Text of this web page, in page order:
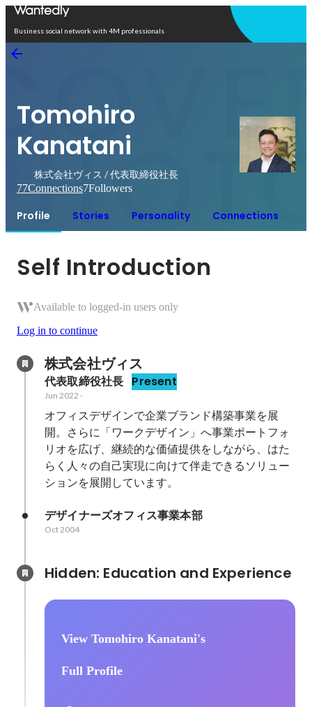
Business social network with 4M professionals
Tomohiro
Kanatani
株式会社ヴィス / 代表取締役社長
77Connections7Followers
Profile Stories Personality Connections
Self Introduction
Available to logged-in users only
Log in to continue
株式会社ヴィス
代表取締役社長 Present
Jun 2022 -
オフィスデザインで企業ブランド構築事業を展
開。さらに「ワークデザイン」へ事業ポートフォ
リオを広げ、継続的な価値提供をしながら、はた
らく人々の自己実現に向けて伴走できるソリュー
ションを展開しています。
デザイナーズオフィス事業本部
Oct 2004
View Tomohiro Kanatani's
Full Profile